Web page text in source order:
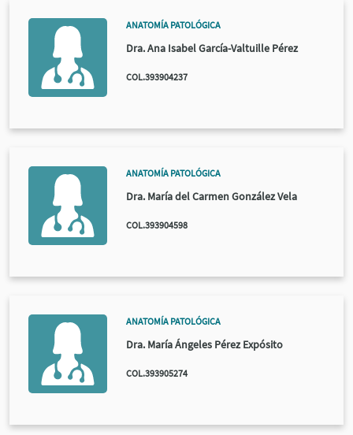
ANATOMÍA PATOLÓGICA
Dra. Ana Isabel García-Valtuille Pérez
COL.393904237
ANATOMÍA PATOLÓGICA
Dra. María del Carmen González Vela
COL.393904598
ANATOMÍA PATOLÓGICA
Dra. María Ángeles Pérez Expósito
COL.393905274